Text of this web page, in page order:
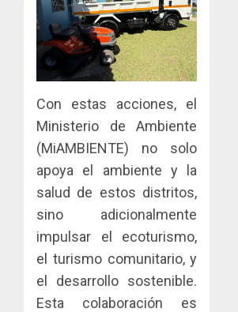
Con estas acciones, el
Ministerio de Ambiente
(MiAMBIENTE) no solo
apoya el ambiente y la
salud de estos distritos,
sino adicionalmente
impulsar el ecoturismo,
el turismo comunitario, y
el desarrollo sostenible.
Esta colaboración es